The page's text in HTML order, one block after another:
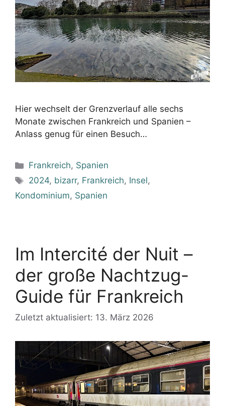
Hier wechselt der Grenzverlauf alle sechs
Monate zwischen Frankreich und Spanien –
Anlass genug für einen Besuch…
Kategorien
Frankreich, Spanien
Schlagwörter
2024, bizarr, Frankreich, Insel,
Kondominium, Spanien
Im Intercité der Nuit –
der große Nachtzug-
Guide für Frankreich
Zuletzt aktualisiert: 13. März 2026